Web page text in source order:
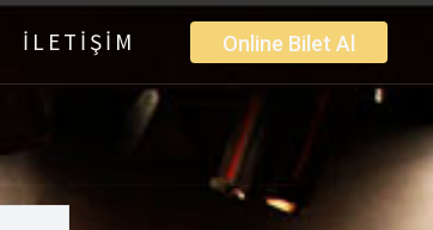
Online Bilet Al
İLETİŞİM